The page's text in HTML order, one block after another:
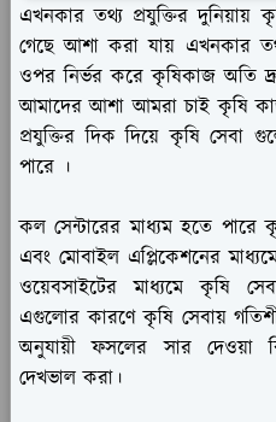
এখনকার তথ্য প্রযুক্তির দুনিয়ায়
গেছে আশা করা যায় এখনকার তথ্য
ওপর নির্ভর করে কৃষিকাজ অতি
আমাদের আশা আমরা চাই কৃষি
প্রযুক্তির দিক দিয়ে কৃষি সেবা
পারে ।
কল সেন্টারের মাধ্যম হতে পারে
এবং মোবাইল এপ্লিকেশনের
ওয়েবসাইটের মাধ্যমে কৃষি
এগুলোর কারণে কৃষি সেবায়
অনুযায়ী ফসলের সার দেওয়া
দেখভাল করা।